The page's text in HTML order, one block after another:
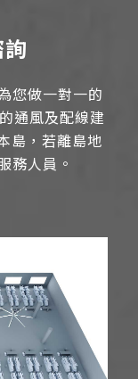
您做一對一的
通風及配線建
島，若離島地
務人員。